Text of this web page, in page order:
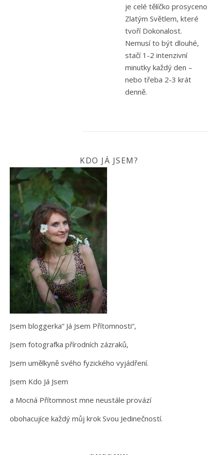
je celé tělíčko prosyceno
Zlatým Světlem, které
tvoří Dokonalost.
Nemusí to být dlouhé,
stačí 1-2 intenzivní
minutky každý den –
nebo třeba 2-3 krát
denně.
KDO JÁ JSEM?
Jsem bloggerka“ Já Jsem Přítomnosti“,
Jsem fotografka přírodních zázraků,
Jsem umělkyně svého fyzického vyjádření.
Jsem Kdo Já Jsem
a Mocná Přítomnost mne neustále provází
obohacujíce každý můj krok Svou Jedinečností.